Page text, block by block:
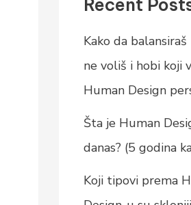
Recent
Kako da
ne voliš i hobi koji
Human Design
Šta je Human
danas? (5 godina
Koji tipovi prema